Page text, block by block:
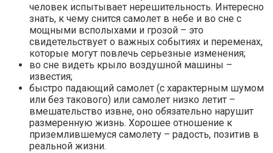
человек испытывает нерешительность. Интересно
знать, к чему снится самолет в небе и во сне с
мощными всполыхами и грозой – это
свидетельствует о важных событиях и переменах,
которые могут повлечь серьезные изменения;
во сне видеть крыло воздушной машины –
известия;
быстро падающий самолет (с характерным шумом
или без такового) или самолет низко летит –
вмешательство извне, оно обязательно нарушит
размеренную жизнь. Хорошее отношение к
приземлившемуся самолету – радость, позитив в
реальной жизни.